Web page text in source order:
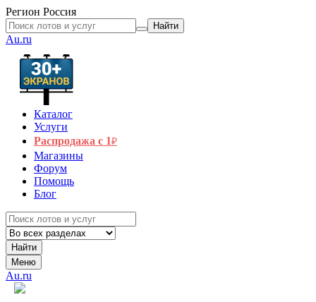
Регион Россия
Найти
Au.ru
Каталог
Услуги
Распродажа с 1₽
Магазины
Форум
Помощь
Блог
Найти
Меню
Au.ru